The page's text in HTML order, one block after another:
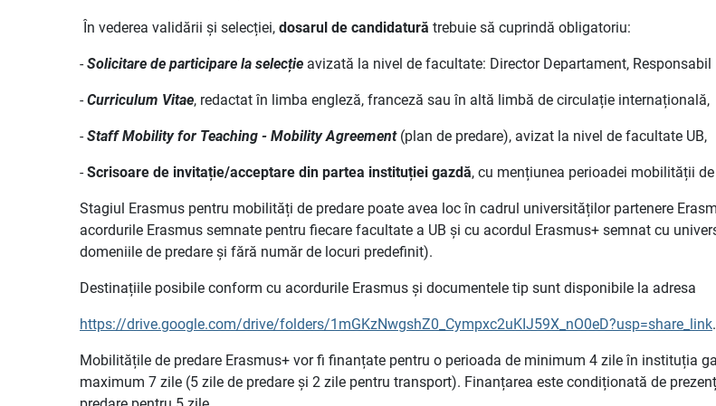
În vederea validării și selecției, dosarul de candidatură trebuie să cuprindă obligatoriu:
-Solicitare de participare la selecție avizată la nivel de facultate: Director Departament, Responsabil
-Curriculum Vitae, redactat în limba engleză, franceză sau în altă limbă de circulație internațională,
-Staff Mobility for Teaching - Mobility Agreement (plan de predare), avizat la nivel de facultate UB,
-Scrisoare de invitație/acceptare din partea instituției gazdă, cu mențiunea perioadei mobilității de
Stagiul Erasmus pentru mobilități de predare poate avea loc în cadrul universităților partenere
acordurile Erasmus semnate pentru fiecare facultate a UB și cu acordul Erasmus+ semnat cu
domeniile de predare și fără număr de locuri predefinit).
Destinațiile posibile conform cu acordurile Erasmus și documentele tip sunt disponibile la adresa
https://drive.google.com/drive/folders/1mGKzNwgshZ0_Cympxc2uKIJ59X_nO0eD?usp=share_link.
Mobilitățile de predare Erasmus+ vor fi finanțate pentru o perioada de minimum 4 zile în instituția
maximum 7 zile (5 zile de predare și 2 zile pentru transport). Finanțarea este condiționată de